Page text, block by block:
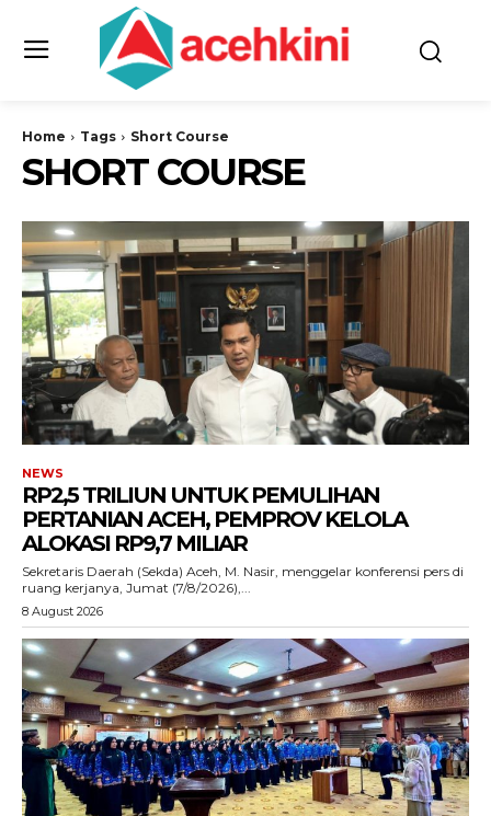
Home Tags Short Course
SHORT COURSE
NEWS
RP2,5 TRILIUN UNTUK PEMULIHAN
PERTANIAN ACEH, PEMPROV KELOLA
ALOKASI RP9,7 MILIAR
‎Sekretaris Daerah (Sekda) Aceh, M. Nasir, menggelar konferensi pers di
ruang kerjanya, Jumat (7/8/2026),...
8 August 2026